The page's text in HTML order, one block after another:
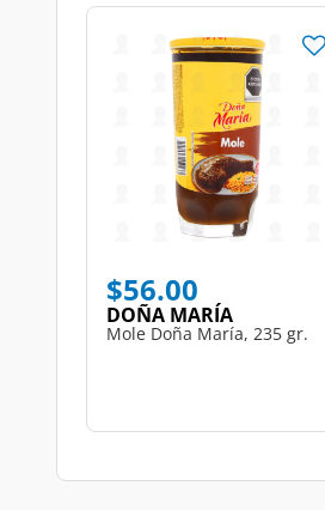
$56.00
DOÑA MARÍA
Mole Doña María, 235 gr.